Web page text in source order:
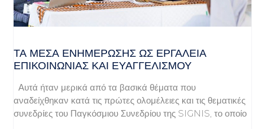
ΤΑ ΜΈΣΑ ΕΝΗΜΈΡΩΣΗΣ ΩΣ ΕΡΓΑΛΕΊΑ
ΕΠΙΚΟΙΝΩΝΊΑΣ ΚΑΙ ΕΥΑΓΓΕΛΙΣΜΟΎ
Αυτά ήταν μερικά από τα βασικά θέματα που
αναδείχθηκαν κατά τις πρώτες ολομέλειες και τις θεματικές
συνεδρίες του Παγκόσμιου Συνεδρίου της SIGNIS, το οποίο